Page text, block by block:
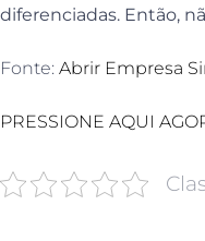
diferenciadas. Então,
Fonte: Abrir Empresa
PRESSIONE AQUI